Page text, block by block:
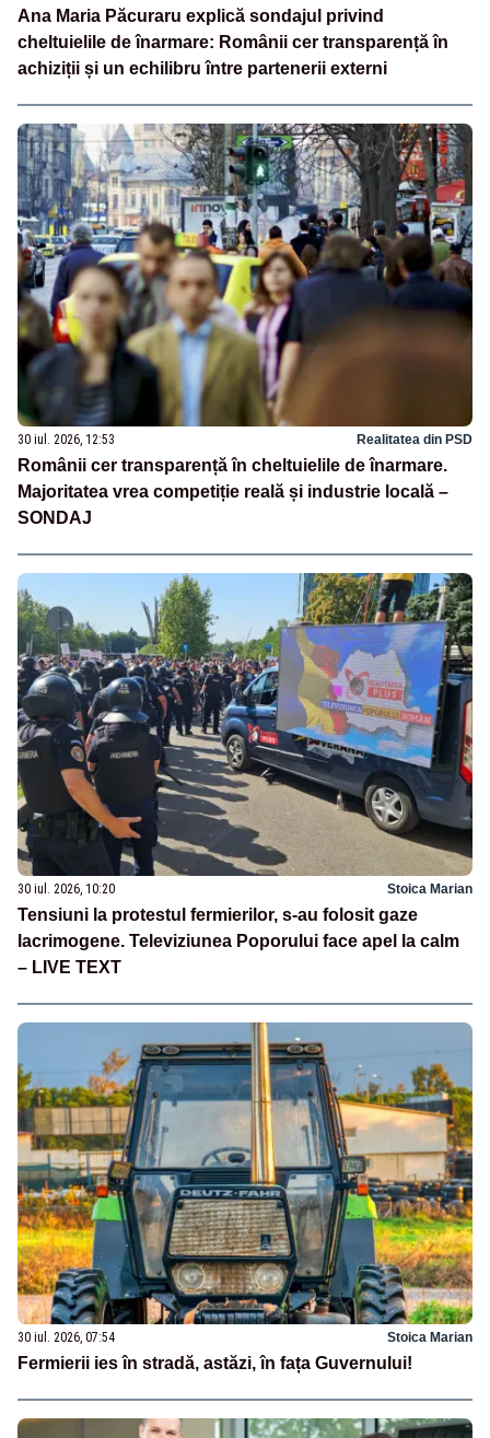
Ana Maria Păcuraru explică sondajul privind
cheltuielile de înarmare: Românii cer transparență în
achiziții și un echilibru între partenerii externi
30 iul. 2026, 12:53 Realitatea din PSD
Românii cer transparență în cheltuielile de înarmare.
Majoritatea vrea competiție reală și industrie locală –
SONDAJ
30 iul. 2026, 10:20 Stoica Marian
Tensiuni la protestul fermierilor, s-au folosit gaze
lacrimogene. Televiziunea Poporului face apel la calm
– LIVE TEXT
30 iul. 2026, 07:54 Stoica Marian
Fermierii ies în stradă, astăzi, în fața Guvernului!